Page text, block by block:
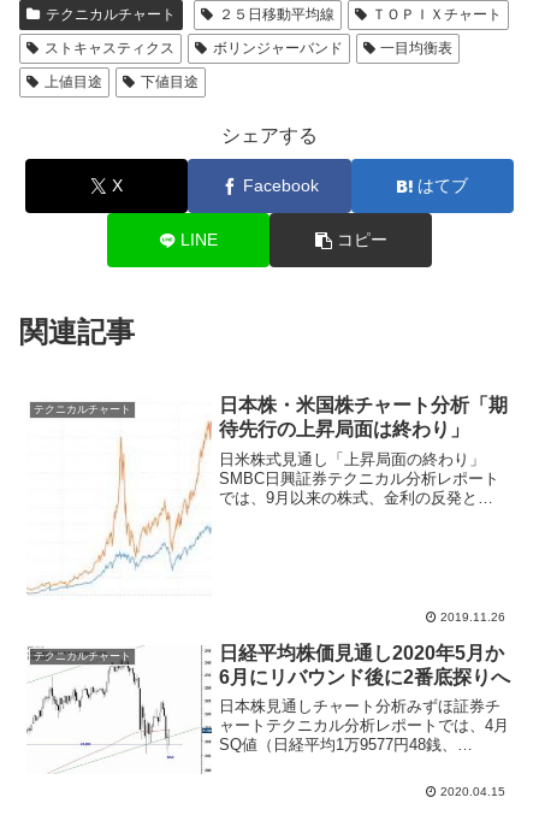
テクニカルチャート ２５日移動平均線
ＴＯＰＩＸチャート
ストキャスティクス
ボリンジャーバンド
一目均衡表
上値目途
下値目途
シェアする
X Facebook はてブ
LINE コピー
関連記事
テクニカルチャート
日本株・米国株チャート分析「期
待先行の上昇局面は終わり」
日米株式見通し「上昇局面の終わり」
SMBC日興証券テクニカル分析レポート
では、9月以来の株式、金利の反発と
2019.11.26
テクニカルチャート
日経平均株価見通し2020年5月か
6月にリバウンド後に2番底探りへ
日本株見通しチャート分析みずほ証券チ
ャートテクニカル分析レポートでは、4月
SQ値（日経平均1万9577円48銭、
年初来高値から安値の2分の1戻りに近い
日経平均2万円やTOPIX1500ポイント...
2020.04.15